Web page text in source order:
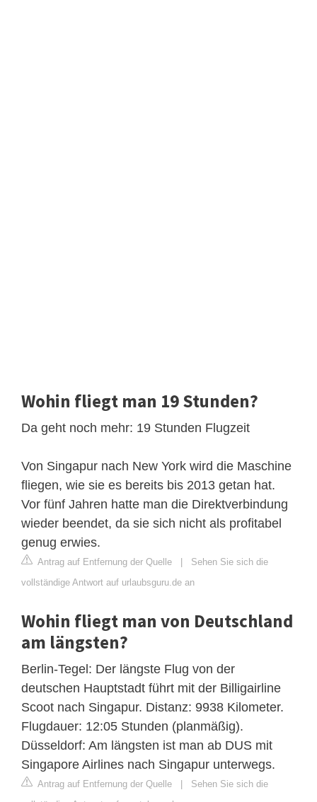
Wohin fliegt man 19 Stunden?
Da geht noch mehr: 19 Stunden Flugzeit
Von Singapur nach New York wird die Maschine
fliegen, wie sie es bereits bis 2013 getan hat.
Vor fünf Jahren hatte man die Direktverbindung
wieder beendet, da sie sich nicht als profitabel
genug erwies.
Antrag auf Entfernung der Quelle | Sehen Sie sich die
vollständige Antwort auf urlaubsguru.de an
Wohin fliegt man von Deutschland
am längsten?
Berlin-Tegel: Der längste Flug von der
deutschen Hauptstadt führt mit der Billigairline
Scoot nach Singapur. Distanz: 9938 Kilometer.
Flugdauer: 12:05 Stunden (planmäßig).
Düsseldorf: Am längsten ist man ab DUS mit
Singapore Airlines nach Singapur unterwegs.
Antrag auf Entfernung der Quelle | Sehen Sie sich die